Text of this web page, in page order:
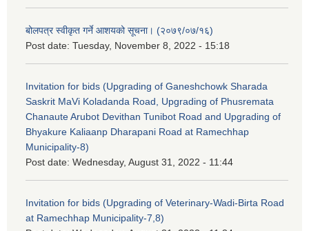
बोलपत्र स्वीकृत गर्ने आशयको सूचना। (२०७९/०७/१६)
Post date: Tuesday, November 8, 2022 - 15:18
Invitation for bids (Upgrading of Ganeshchowk Sharada
Saskrit MaVi Koladanda Road, Upgrading of Phusremata
Chanaute Arubot Devithan Tunibot Road and Upgrading of
Bhyakure Kaliaanp Dharapani Road at Ramechhap
Municipality-8)
Post date: Wednesday, August 31, 2022 - 11:44
Invitation for bids (Upgrading of Veterinary-Wadi-Birta Road
at Ramechhap Municipality-7,8)